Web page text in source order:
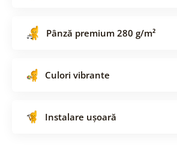
Pânză premium 280 g/m²
Culori vibrante
Instalare ușoară